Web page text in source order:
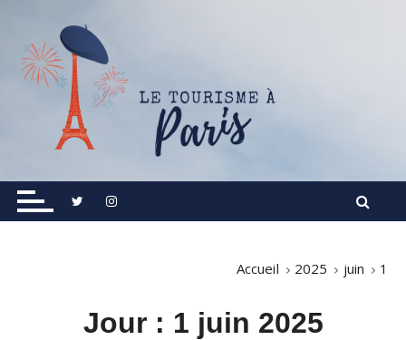
Le Tourisme à Paris
Informations touristiques, visites, excursions.
Accueil 2025 juin 1
Jour : 1 juin 2025